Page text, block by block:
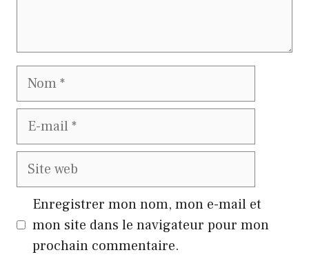
Nom
E-
Site
Enregistrer mon nom, mon e-mail et
mon site dans le navigateur pour mon
prochain commentaire.